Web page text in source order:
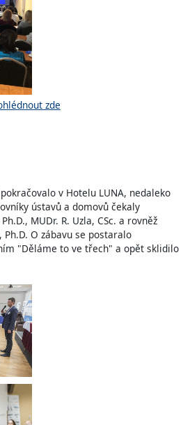
zde
v Hotelu LUNA, nedaleko
ústavů a domovů čekaly
MUDr. R. Uzla, CSc. a rovněž
Ph.D. O zábavu se postaralo
"Děláme to ve třech" a opět sklidilo